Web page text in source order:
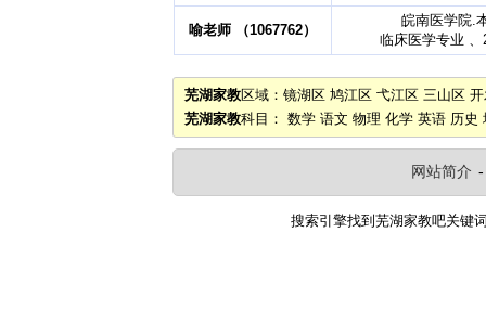
喻老师 （1067762）
皖南医学院.
临床医学专业 、
芜湖家教区域： 镜湖区 鸠江区 弋江区 三山区
芜湖家教科目： 数学 语文 物理 化学 英语 历史
网站简介
搜索引擎找到 芜湖家教吧关键